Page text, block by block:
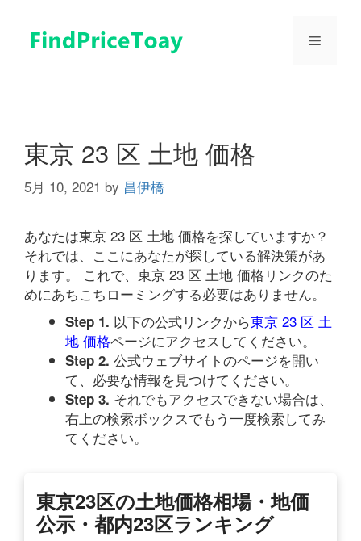
メ
東京 23 区 土地 価格
5月 10, 2021 by 昌伊橋
あなたは東京 23 区 土地 価格を探していますか？
それでは、ここにあなたが探している解決策があ
ります。 これで、東京 23 区 土地 価格リンクのた
めにあちこちローミングする必要はありません。
Step 1. 以下の公式リンクから東京 23 区 土
地 価格ページにアクセスしてください。
Step 2. 公式ウェブサイトのページを開い
て、必要な情報を見つけてください。
Step 3. それでもアクセスできない場合は、
右上の検索ボックスでもう一度検索してみ
てください。
東京23区の土地価格相場・地価
公示・都内23区ランキング